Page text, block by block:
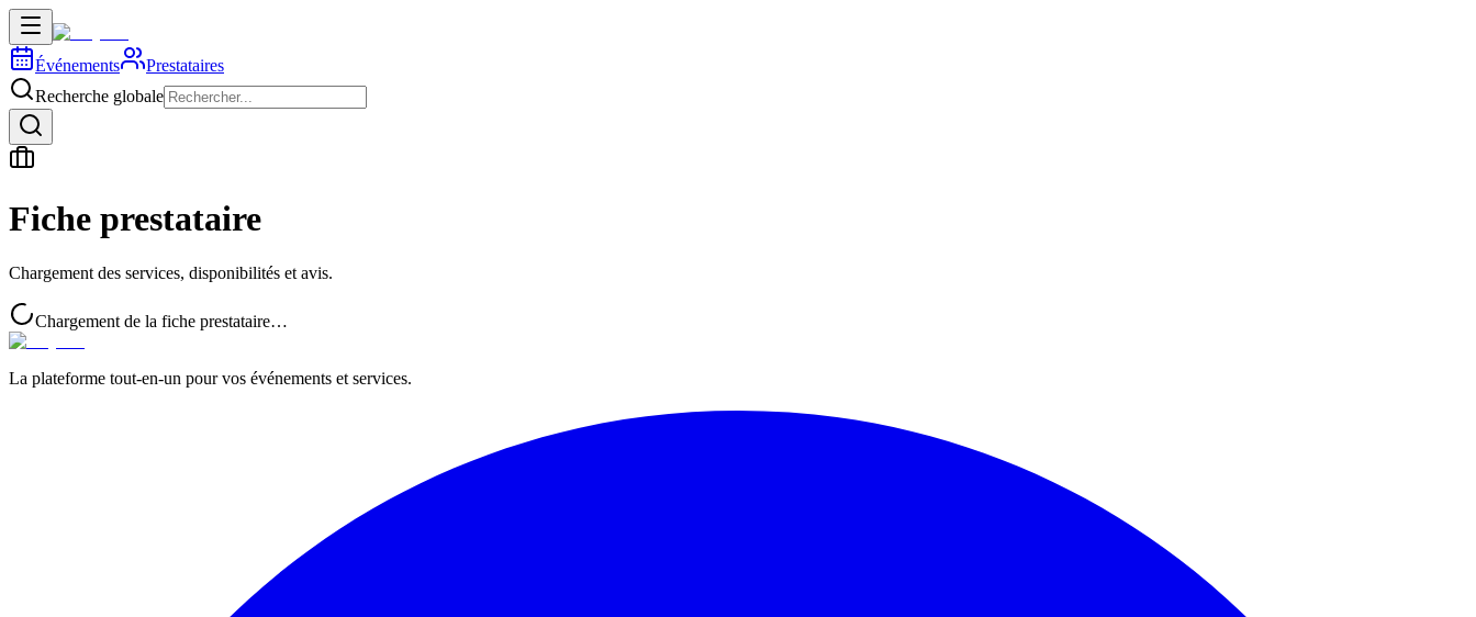
Événements
Prestataires
Recherche globale
Fiche prestataire
Chargement des services, disponibilités et avis.
Chargement de la fiche prestataire…
La plateforme tout-en-un pour vos événements et services.